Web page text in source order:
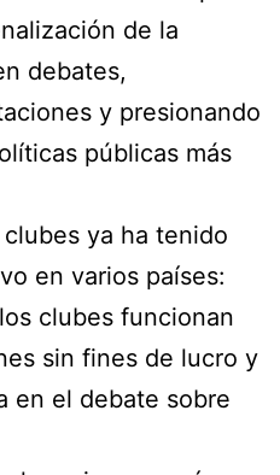
de la
debates,
y presionando
públicas más
ya ha tenido
en varios países:
clubes funcionan
sin fines de lucro y
en el debate sobre